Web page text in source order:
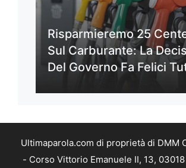
Risparmieremo 25
Sul Carburante: La
Del Governo Fa Felici
Ultimaparola.com di proprietà di DMM
- Corso Vittorio Emanuele II, 13,